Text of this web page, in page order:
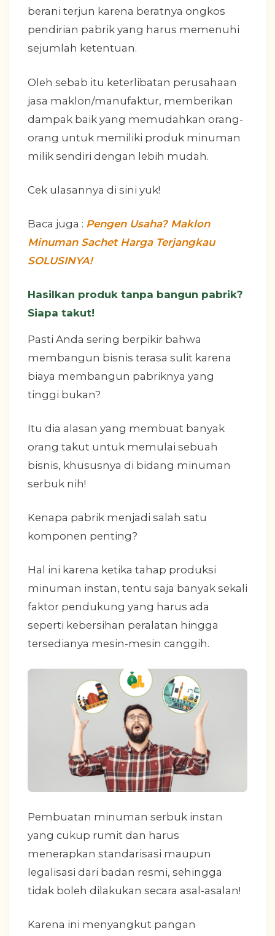
berani terjun karena beratnya ongkos
pendirian pabrik yang harus memenuhi
sejumlah ketentuan.
Oleh sebab itu keterlibatan perusahaan
jasa maklon/manufaktur, memberikan
dampak baik yang memudahkan orang-
orang untuk memiliki produk minuman
milik sendiri dengan lebih mudah.
Cek ulasannya di sini yuk!
Baca juga : Pengen Usaha? Maklon
Minuman Sachet Harga Terjangkau
SOLUSINYA!
Hasilkan produk tanpa bangun pabrik?
Siapa takut!
Pasti Anda sering berpikir bahwa
membangun bisnis terasa sulit karena
biaya membangun pabriknya yang
tinggi bukan?
Itu dia alasan yang membuat banyak
orang takut untuk memulai sebuah
bisnis, khususnya di bidang minuman
serbuk nih!
Kenapa pabrik menjadi salah satu
komponen penting?
Hal ini karena ketika tahap produksi
minuman instan, tentu saja banyak sekali
faktor pendukung yang harus ada
seperti kebersihan peralatan hingga
tersedianya mesin-mesin canggih.
Pembuatan minuman serbuk instan
yang cukup rumit dan harus
menerapkan standarisasi maupun
legalisasi dari badan resmi, sehingga
tidak boleh dilakukan secara asal-asalan!
Karena ini menyangkut pangan